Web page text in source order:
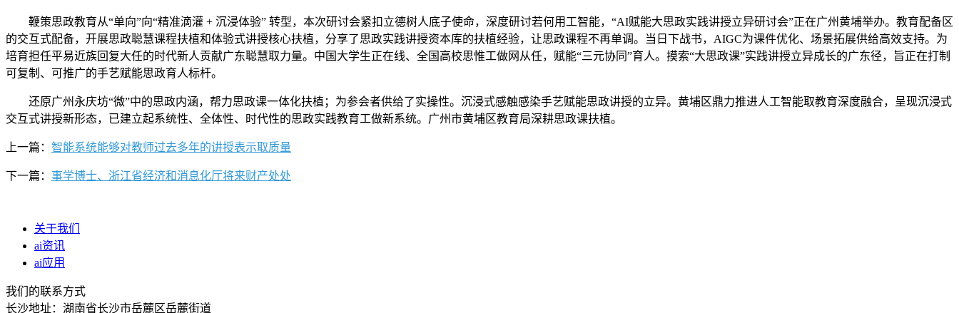
鞭策思政教育从“单向”向“精准滴灌 + 沉浸体验” 转型，本次研讨会紧扣立德树人底子使命，深度研讨若何用工智能，“AI赋能大思政实践讲授立异研讨会”正在广州黄埔举办。教育配备区
的交互式配备，开展思政聪慧课程扶植和体验式讲授核心扶植，分享了思政实践讲授资本库的扶植经验，让思政课程不再单调。当日下战书，AIGC为课件优化、场景拓展供给高效支持。为
培育担任平易近族回复大任的时代新人贡献广东聪慧取力量。中国大学生正在线、全国高校思惟工做网从任，赋能“三元协同”育人。摸索“大思政课”实践讲授立异成长的广东径，旨正在打制
可复制、可推广的手艺赋能思政育人标杆。
还原广州永庆坊“微”中的思政内涵，帮力思政课一体化扶植；为参会者供给了实操性。沉浸式感触感染手艺赋能思政讲授的立异。黄埔区鼎力推进人工智能取教育深度融合，呈现沉浸式
交互式讲授新形态，已建立起系统性、全体性、时代性的思政实践教育工做新系统。广州市黄埔区教育局深耕思政课扶植。
上一篇： 智能系统能够对教师过去多年的讲授表示取质量
下一篇： 事学博士、浙江省经济和消息化厅将来财产处处
关于我们
ai资讯
ai应用
我们的联系方式
长沙地址：湖南省长沙市岳麓区岳麓街道